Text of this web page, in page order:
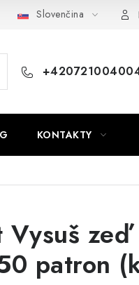
podmínky Mapa webu
Slovenčina
KONTAKTY
Vysuš
patron